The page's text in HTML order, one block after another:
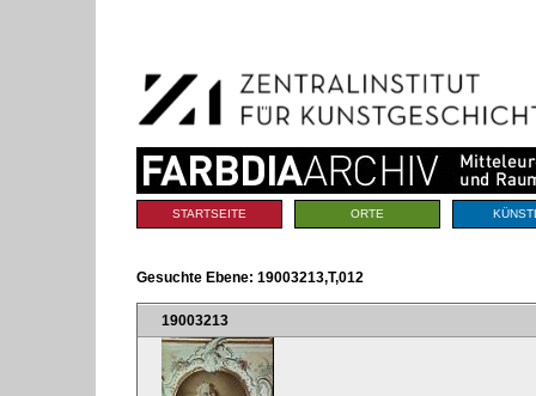
Navigation
Sektionen
STARTSEITE ORTE
Gesuchte Ebene: 19003213,T,012
19003213